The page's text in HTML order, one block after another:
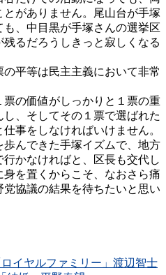
がありません。尾山台が手塚
、中目黒が手塚さんの選挙区
るだろうしきっと寂しくなる
平等は民主主義において非常
の価値がしっかりと１票の重
、そしてその１票で選ばれた
事をしなければいけません。
んできた手塚イズムで、地方
かなければと、区長も交代し
を置くからこそ、なおさら痛
協議の結果を待ちたいと思い
イヤルファミリー」渡辺智士